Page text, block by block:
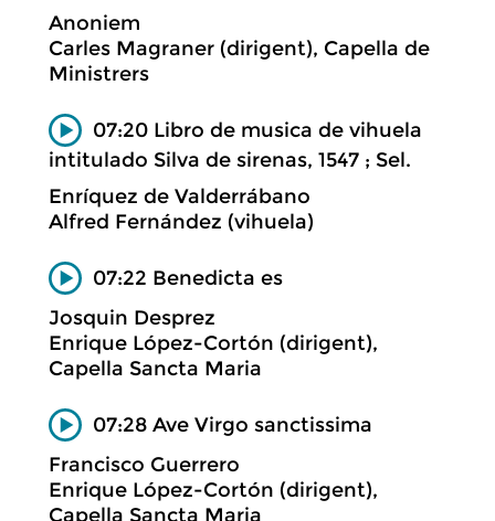
Anoniem
Carles Magraner (dirigent), Capella de
Ministrers
07:20 Libro de musica de vihuela
intitulado Silva de sirenas, 1547 ; Sel.
Enríquez de Valderrábano
Alfred Fernández (vihuela)
07:22 Benedicta es
Josquin Desprez
Enrique López-Cortón (dirigent),
Capella Sancta Maria
07:28 Ave Virgo sanctissima
Francisco Guerrero
Enrique López-Cortón (dirigent),
Capella Sancta Maria